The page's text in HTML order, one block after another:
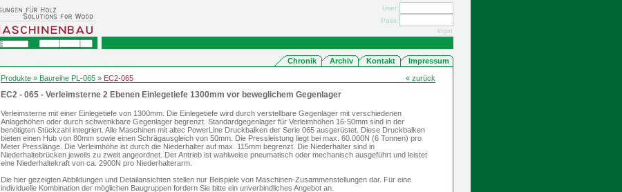
User:
Pass:
login
Chronik Archiv Kontakt Impressum
Produkte» Baureihe PL-065» EC2-065 « zurück
EC2 - 065 - Verleimsterne 2 Ebenen Einlegetiefe 1300mm vor beweglichem Gegenlager
Verleimsterne mit einer Einlegetiefe von 1300mm. Die Einlegetiefe wird durch verstellbare Gegenlager mit verschiedenen
Anlagehöhen oder durch schwenkbare Gegenlager begrenzt. Standardgegenlager für Verleimhöhen 16-50mm sind in der
benötigten Stückzahl integriert. Alle Maschinen mit altec PowerLine Druckbalken der Serie 065 ausgerüstet. Diese Druckbalken
bieten einen Hub von 80mm sowie einen Schrägausgleich von 50mm. Die Pressleistung liegt bei max. 60.000N (6 Tonnen) pro
Meter Presslänge. Die Verleimhöhe ist durch die Niederhalter auf max. 115mm begrenzt. Die Niederhalter sind in
Niederhaltebrücken jeweils zu zweit angeordnet. Der Antrieb ist wahlweise pneumatisch oder mechanisch ausgeführt und leistet
eine Niederhaltekraft von ca. 2900N pro Niederhalterarm.
Die hier gezeigten Abbildungen und Detailansichten stellen nur Beispiele von Maschinen-Zusammenstellungen dar. Für eine
individuelle Kombination der möglichen Baugruppen fordern Sie bitte ein unverbindliches Angebot an.